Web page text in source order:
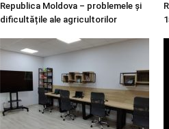
Republica Moldova – problemele și
dificultățile ale agricultorilor